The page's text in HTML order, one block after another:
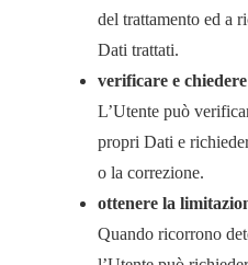
del trattamento ed a
Dati trattati.
verificare e
L’Utente può
propri Dati e
o la correzione.
ottenere la
Quando ricorrono